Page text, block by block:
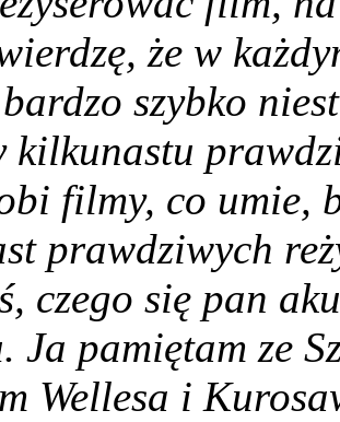
że w
szybko
kilkunastu
filmy, co umie,
prawdziwych
czego się pan
Ja pamiętam ze
Wellesa i